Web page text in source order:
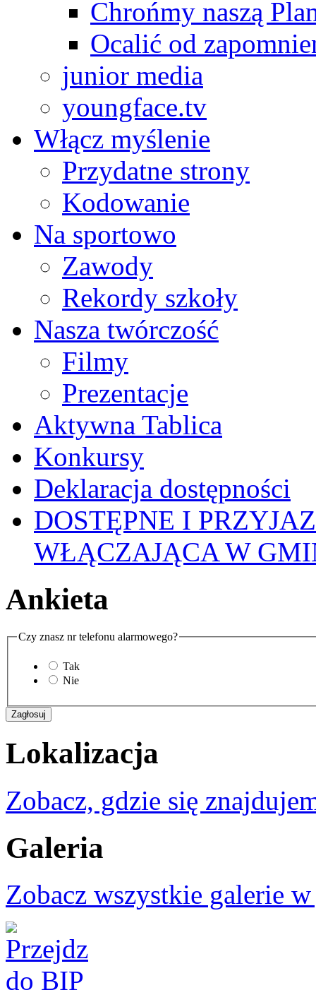
Chrońmy naszą
Ocalić od
junior media
youngface.tv
Włącz myślenie
Przydatne strony
Kodowanie
Na sportowo
Zawody
Rekordy szkoły
Nasza twórczość
Filmy
Prezentacje
Aktywna Tablica
Konkursy
Deklaracja dostępności
DOSTĘPNE I
WŁĄCZAJĄCA W
Ankieta
Czy znasz nr telefonu alarmowego?
Tak
Nie
Lokalizacja
Zobacz, gdzie się
Galeria
Zobacz wszystkie galerie